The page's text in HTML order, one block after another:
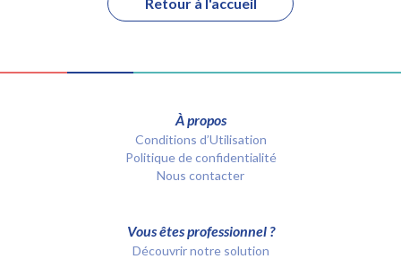
À propos
Conditions d’Utilisation
Politique de confidentialité
Nous contacter
Vous êtes professionnel ?
Découvrir notre solution